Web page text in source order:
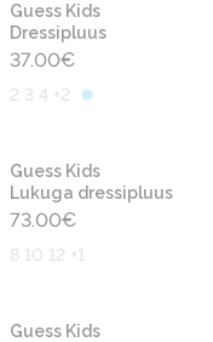
Guess Kids
Dressipluus
37.00€
2 3 4 +2
Guess Kids
Lukuga dressipluus
73.00€
8 10 12 +1
Guess Kids